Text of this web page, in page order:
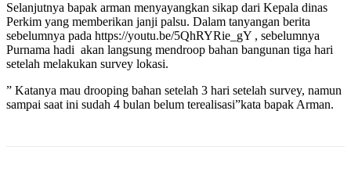
Selanjutnya bapak arman menyayangkan sikap dari Kepala dinas
Perkim yang memberikan janji palsu. Dalam tanyangan berita
sebelumnya pada https://youtu.be/5QhRYRie_gY , sebelumnya
Purnama hadi akan langsung mendroop bahan bangunan tiga hari
setelah melakukan survey lokasi.
” Katanya mau drooping bahan setelah 3 hari setelah survey, namun
sampai saat ini sudah 4 bulan belum terealisasi”kata bapak Arman.